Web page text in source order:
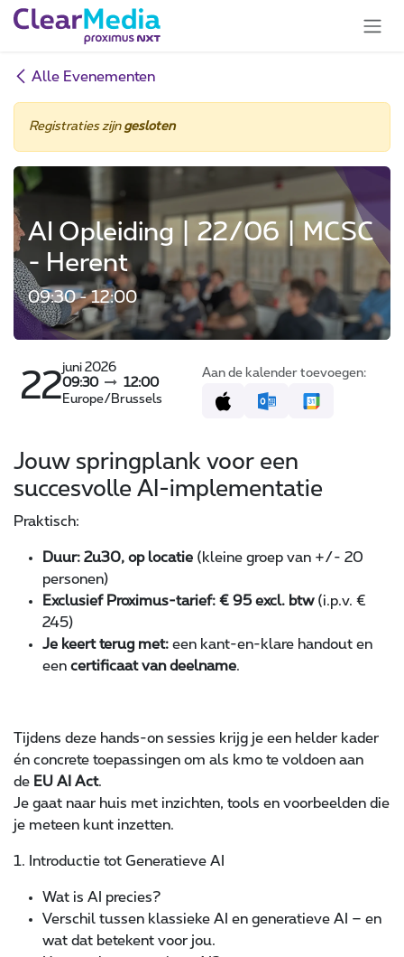
Overslaan naar inhoud
Alle Evenementen
Registraties zijn gesloten
AI Opleiding | 22/06 | MCSC
- Herent
09:30 - 12:00
22
juni 2026
09:30
12:00
Europe/Brussels
Aan de kalender toevoegen:
Jouw springplank voor een
succesvolle AI-implementatie
Praktisch:
Duur: 2u30, op locatie (kleine groep van +/- 20
personen)
Exclusief Proximus-tarief: € 95 excl. btw(i.p.v. €
245)
Je keert terug met: een kant-en-klare handout en
een certificaat van deelname.
Tijdens deze hands-on sessies krijg je een helder kader
én concrete toepassingen om als kmo te voldoen aan
de EU AI Act.
Je gaat naar huis met inzichten, tools en voorbeelden die
je meteen kunt inzetten.
1. Introductie tot Generatieve AI
Wat is AI precies?
Verschil tussen klassieke AI en generatieve AI – en
wat dat betekent voor jou.